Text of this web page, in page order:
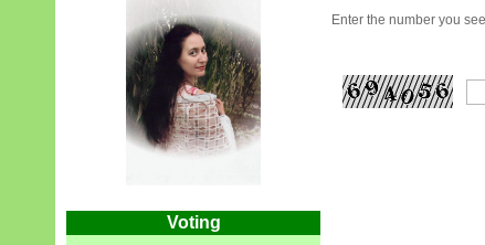
Voting
Enter the number you